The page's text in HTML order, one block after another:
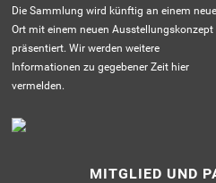
Die Sammlung wird künftig an einem
Ort mit einem neuen Ausstellungskonzept
präsentiert. Wir werden weitere
Informationen zu gegebener Zeit hier
vermelden.
MITGLIED UND